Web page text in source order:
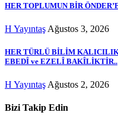
HER TOPLUMUN BİR
H Yayıntaş Ağustos 3, 2026
HER TÜRLÜ BİLİM
EBEDÎ ve EZELÎ BAKÎLİKTİR..
H Yayıntaş Ağustos 2, 2026
Bizi Takip Edin